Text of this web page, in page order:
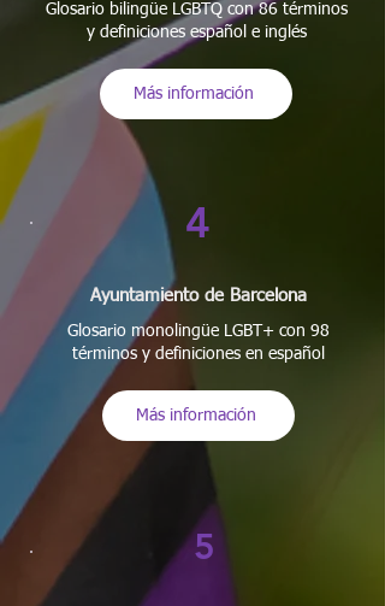
Glosario bilingüe LGBTQ con 86 términos
y definiciones español e inglés
Más información
4
Ayuntamiento de Barcelona
Glosario monolingüe LGBT+ con 98
términos y definiciones en español
Más información
5